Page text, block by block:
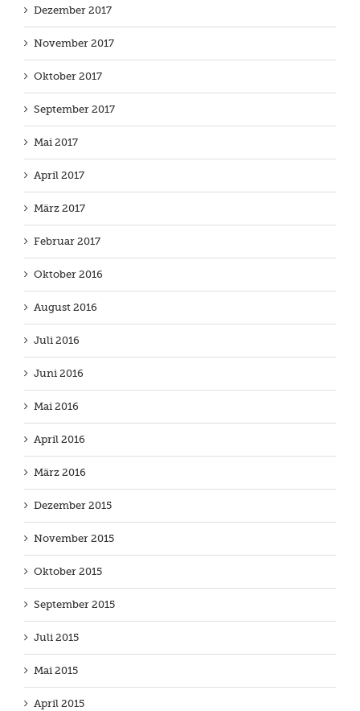
Dezember 2017
November 2017
Oktober 2017
September 2017
Mai 2017
April 2017
März 2017
Februar 2017
Oktober 2016
August 2016
Juli 2016
Juni 2016
Mai 2016
April 2016
März 2016
Dezember 2015
November 2015
Oktober 2015
September 2015
Juli 2015
Mai 2015
April 2015